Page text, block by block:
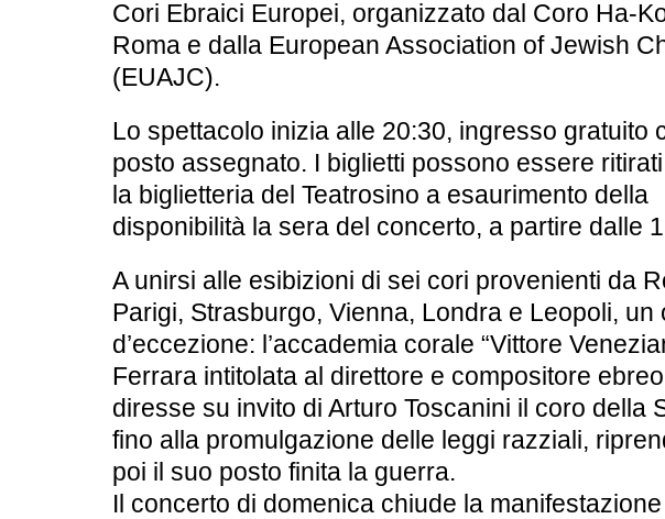
Cori Ebraici Europei, organizzato dal Coro Ha-
Roma e dalla European Association of Jewish
(EUAJC).
Lo spettacolo inizia alle 20:30, ingresso gratuito
posto assegnato. I biglietti possono essere
la biglietteria del Teatrosino a esaurimento della
disponibilità la sera del concerto, a partire dalle
A unirsi alle esibizioni di sei cori provenienti da
Parigi, Strasburgo, Vienna, Londra e Leopoli, un
d’eccezione: l’accademia corale “Vittore
Ferrara intitolata al direttore e compositore
diresse su invito di Arturo Toscanini il coro della
fino alla promulgazione delle leggi razziali,
poi il suo posto finita la guerra.
Il concerto di domenica chiude la